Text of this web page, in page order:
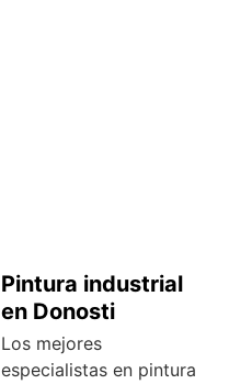
Pintura industrial
en Donosti
Los mejores
especialistas en pintura